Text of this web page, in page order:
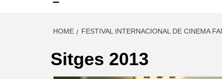
HOME FESTIVAL INTERNACIONAL DE CINEMA
Sitges 2013